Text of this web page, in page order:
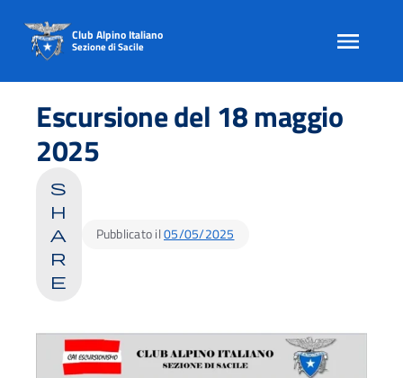
content
Club Alpino Italiano
Sezione di Sacile
Escursione del 18 maggio
2025
s
h
a
r
e
Pubblicato il05/05/2025